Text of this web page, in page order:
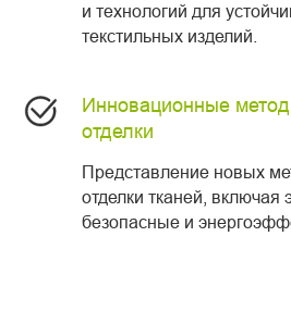
и технологий для
текстильных изделий.
Инновационные
отделки
Представление новых
отделки тканей, включая
безопасные и